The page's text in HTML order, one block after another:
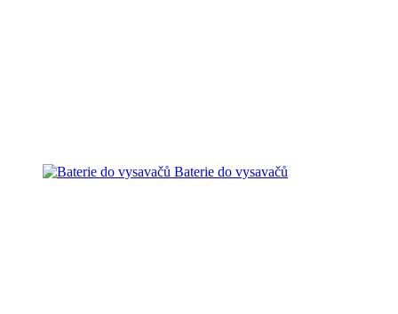
Baterie do vysavačů